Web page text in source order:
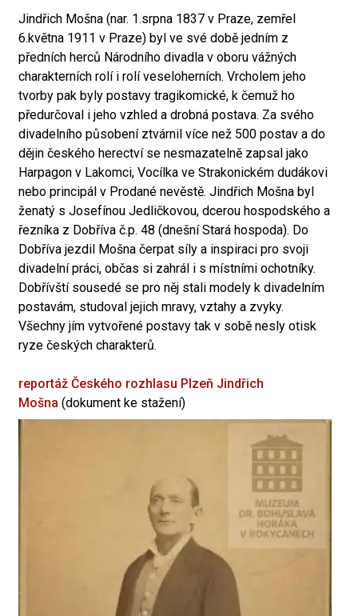
Jindřich Mošna (nar. 1.srpna 1837 v Praze, zemřel
6.května 1911 v Praze) byl ve své době jedním z
předních herců Národního divadla v oboru vážných
charakterních rolí i rolí veseloherních. Vrcholem jeho
tvorby pak byly postavy tragikomické, k čemuž ho
předurčoval i jeho vzhled a drobná postava. Za svého
divadelního působení ztvárnil více než 500 postav a do
dějin českého herectví se nesmazatelně zapsal jako
Harpagon v Lakomci, Vocílka ve Strakonickém dudákovi
nebo principál v Prodané nevěstě. Jindřich Mošna byl
ženatý s Josefínou Jedličkovou, dcerou hospodského a
řezníka z Dobříva č.p. 48 (dnešní Stará hospoda). Do
Dobříva jezdil Mošna čerpat síly a inspiraci pro svoji
divadelní práci, občas si zahrál i s místními ochotníky.
Dobřívští sousedé se pro něj stali modely k divadelním
postavám, studoval jejich mravy, vztahy a zvyky.
Všechny jím vytvořené postavy tak v sobě nesly otisk
ryze českých charakterů.
reportáž Českého rozhlasu Plzeň Jindřich
Mošna (dokument ke stažení)